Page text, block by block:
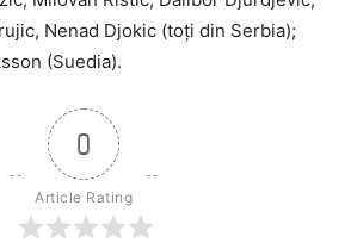
Nenad Djokic (toţi din Serbia);
(Suedia).
0
Article Rating